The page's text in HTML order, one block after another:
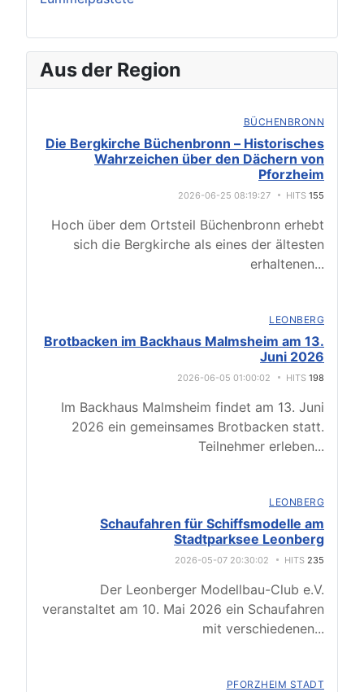
Aus der Region
BÜCHENBRONN
Die Bergkirche Büchenbronn – Historisches
Wahrzeichen über den Dächern von
Pforzheim
2026-06-25 08:19:27 HITS 155
Hoch über dem Ortsteil Büchenbronn erhebt
sich die Bergkirche als eines der ältesten
erhaltenen...
LEONBERG
Brotbacken im Backhaus Malmsheim am 13.
Juni 2026
2026-06-05 01:00:02 HITS 198
Im Backhaus Malmsheim findet am 13. Juni
2026 ein gemeinsames Brotbacken statt.
Teilnehmer erleben...
LEONBERG
Schaufahren für Schiffsmodelle am
Stadtparksee Leonberg
2026-05-07 20:30:02 HITS 235
Der Leonberger Modellbau-Club e.V.
veranstaltet am 10. Mai 2026 ein Schaufahren
mit verschiedenen...
PFORZHEIM STADT